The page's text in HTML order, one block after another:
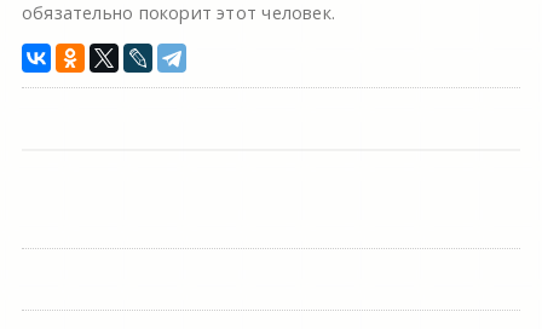
обязательно покорит этот человек.